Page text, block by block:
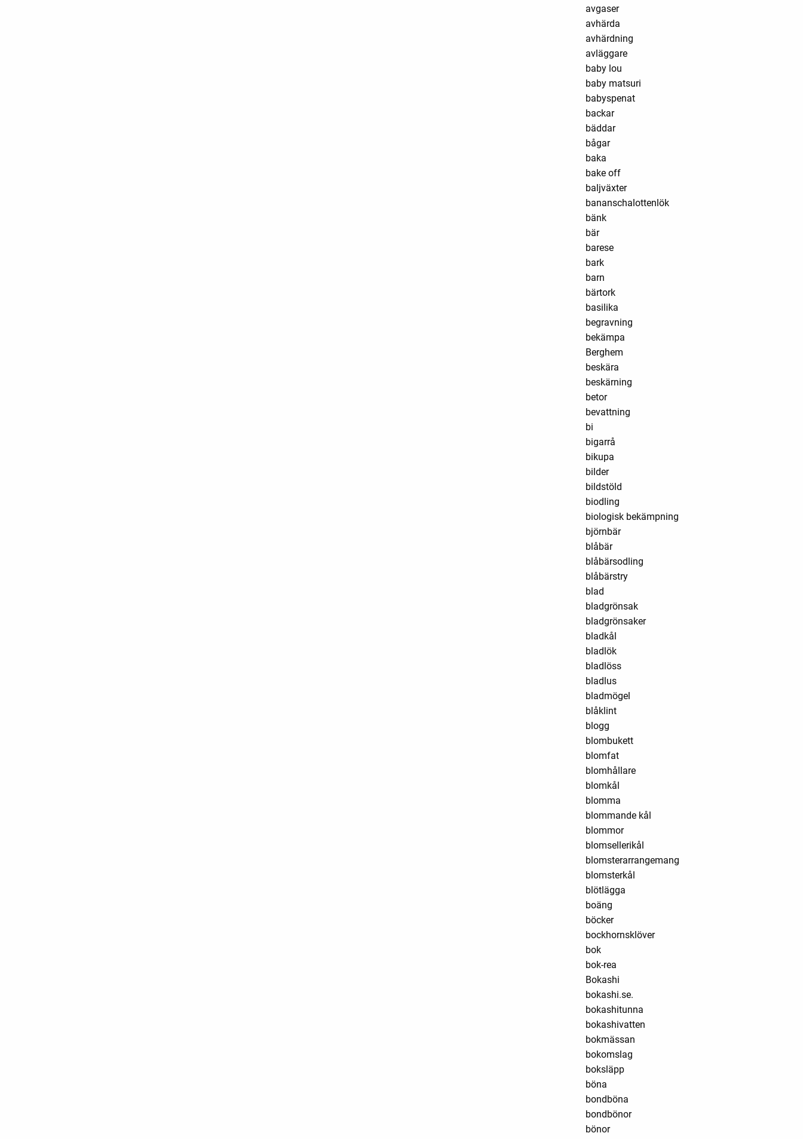
avgaser
avhärda
avhärdning
avläggare
baby lou
baby matsuri
babyspenat
backar
bäddar
bågar
baka
bake off
baljväxter
bananschalottenlök
bänk
bär
barese
bark
barn
bärtork
basilika
begravning
bekämpa
Berghem
beskära
beskärning
betor
bevattning
bi
bigarrå
bikupa
bilder
bildstöld
biodling
biologisk bekämpning
björnbär
blåbär
blåbärsodling
blåbärstry
blad
bladgrönsak
bladgrönsaker
bladkål
bladlök
bladlöss
bladlus
bladmögel
blåklint
blogg
blombukett
blomfat
blomhållare
blomkål
blomma
blommande kål
blommor
blomsellerikål
blomsterarrangemang
blomsterkål
blötlägga
boäng
böcker
bockhornsklöver
bok
bok-rea
Bokashi
bokashi.se.
bokashitunna
bokashivatten
bokmässan
bokomslag
boksläpp
böna
bondböna
bondbönor
bönor